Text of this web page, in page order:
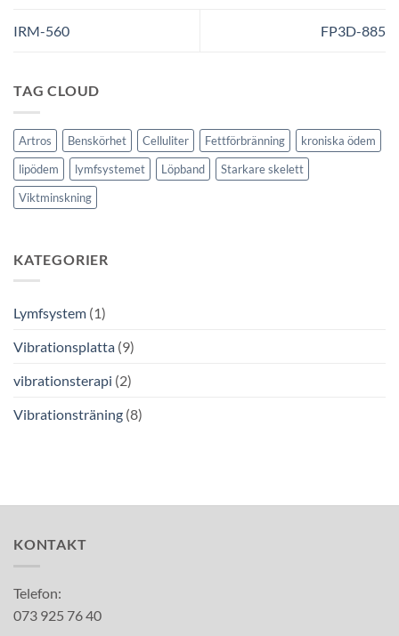
IRM-560 FP3D-885
TAG CLOUD
Artros Benskörhet Celluliter Fettförbränning
kroniska ödem
lipödem
lymfsystemet Löpband
Starkare skelett
Viktminskning
KATEGORIER
Lymfsystem (1)
Vibrationsplatta (9)
vibrationsterapi (2)
Vibrationsträning (8)
KONTAKT
Telefon:
073 925 76 40